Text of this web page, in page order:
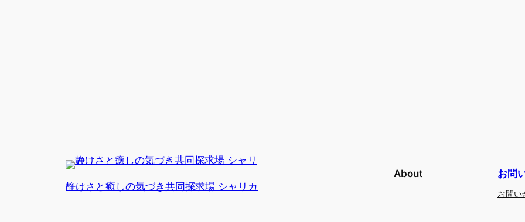
静けさと癒しの気づき共同探求場 シャリカ
About お問
お問い